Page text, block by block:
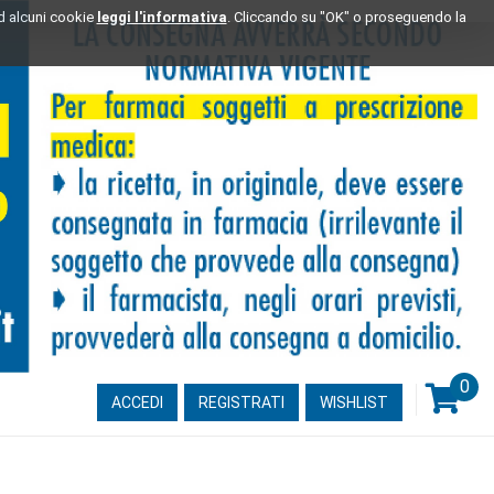
alcuni cookie leggi l'informativa. Cliccando su "OK" o proseguendo la
ACCEDI REGISTRATI WISHLIST
0